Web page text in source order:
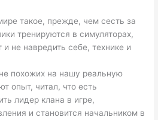
такое, прежде, чем сесть за
тренируются в симуляторах,
не навредить себе, технике и
похожих на нашу реальную
опыт, читал, что есть
лидер клана в игре,
и становится начальником в